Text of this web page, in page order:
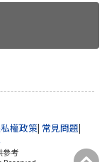
權政策| 常見問題|
參考